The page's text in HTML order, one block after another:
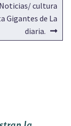
cultura
Gigantes de La
diaria.